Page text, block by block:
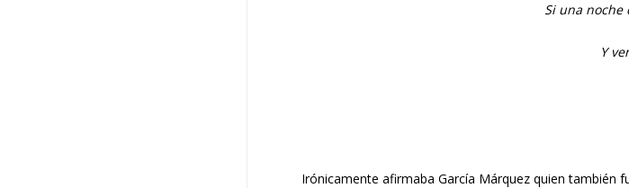
Si una
Y
Irónicamente afirmaba García Márquez quien también